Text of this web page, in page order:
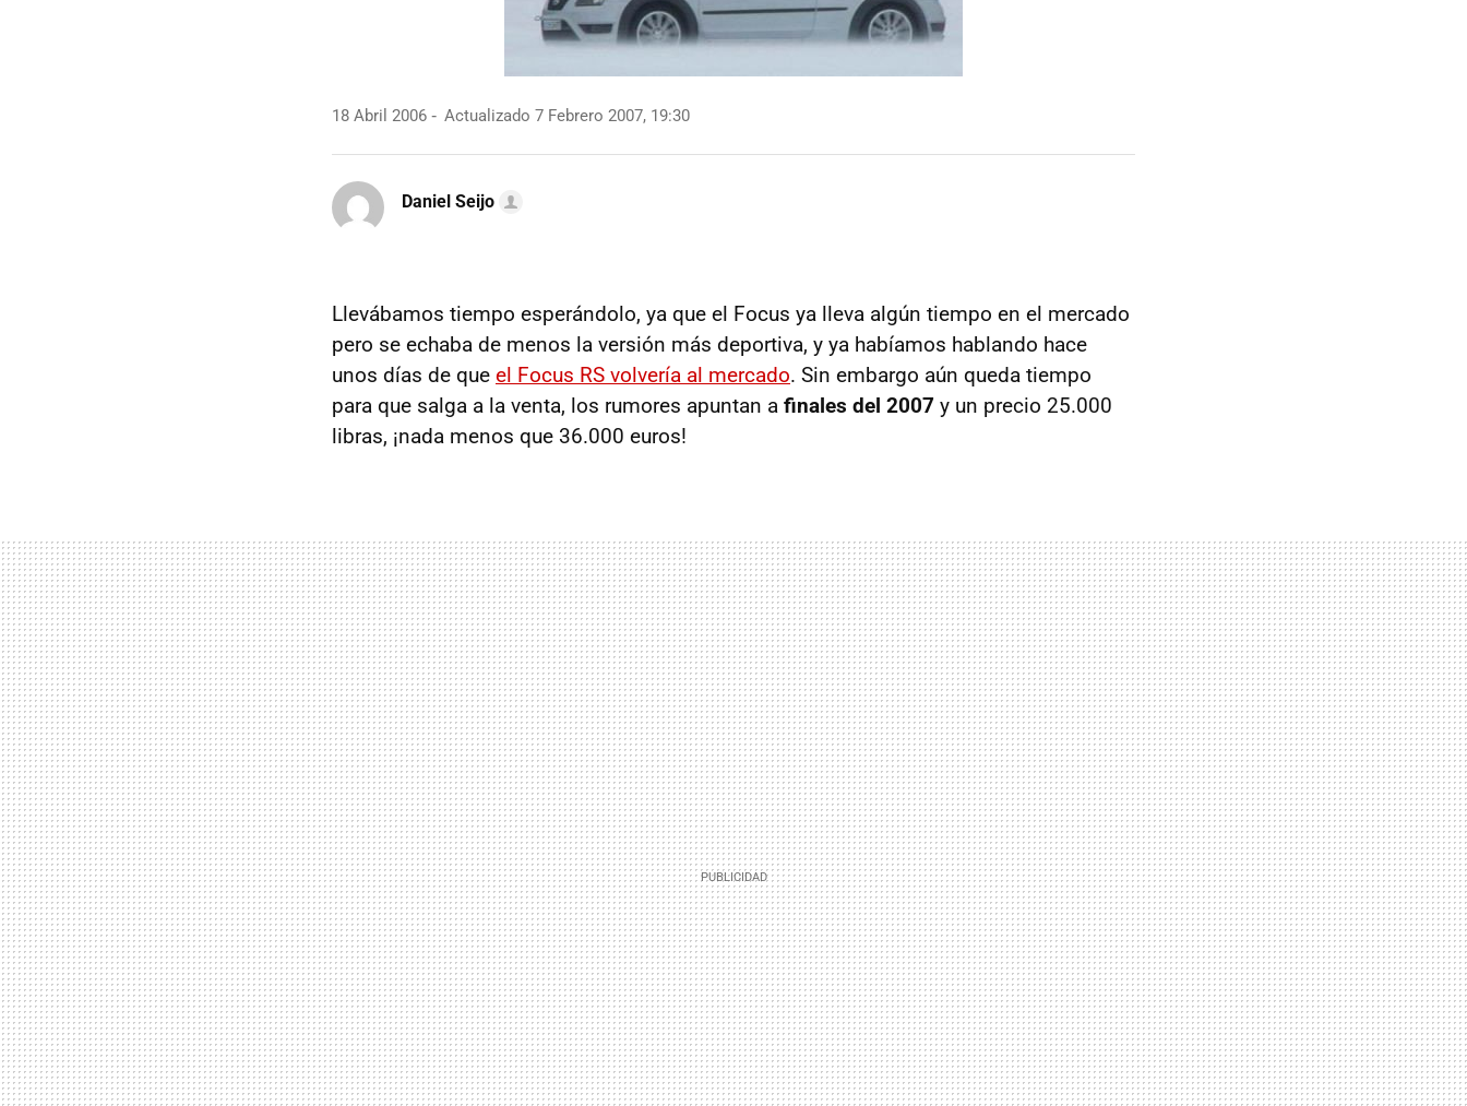
18 Abril 2006 Actualizado 7 Febrero 2007, 19:30
Daniel Seijo
Llevábamos tiempo esperándolo, ya que el Focus ya lleva algún tiempo en el mercado
pero se echaba de menos la versión más deportiva, y ya habíamos hablando hace
unos días de que el Focus RS volvería al mercado. Sin embargo aún queda tiempo
para que salga a la venta, los rumores apuntan a finales del 2007 y un precio 25.000
libras, ¡nada menos que 36.000 euros!